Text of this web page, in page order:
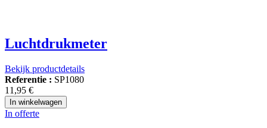
Luchtdrukmeter
Bekijk productdetails
Referentie : SP1080
11,95 €
In winkelwagen
In offerte